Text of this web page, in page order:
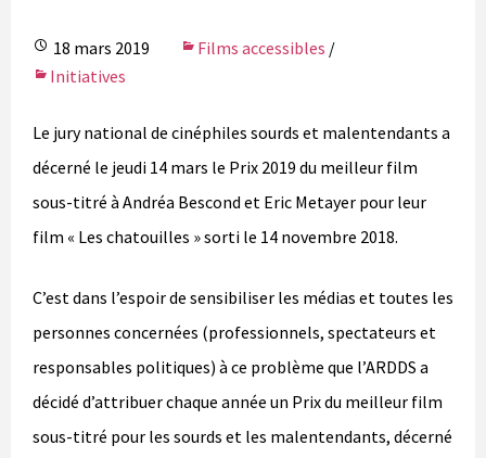
18 mars 2019 Films accessibles /
Initiatives
Le jury national de cinéphiles sourds et malentendants a
décerné le jeudi 14 mars le Prix 2019 du meilleur film
sous-titré à Andréa Bescond et Eric Metayer pour leur
film « Les chatouilles » sorti le 14 novembre 2018.
C’est dans l’espoir de sensibiliser les médias et toutes les
personnes concernées (professionnels, spectateurs et
responsables politiques) à ce problème que l’ARDDS a
décidé d’attribuer chaque année un Prix du meilleur film
sous-titré pour les sourds et les malentendants, décerné